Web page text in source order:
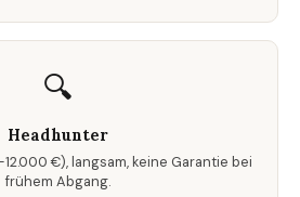
🔍
Headhunter
€), langsam, keine Garantie bei
frühem Abgang.